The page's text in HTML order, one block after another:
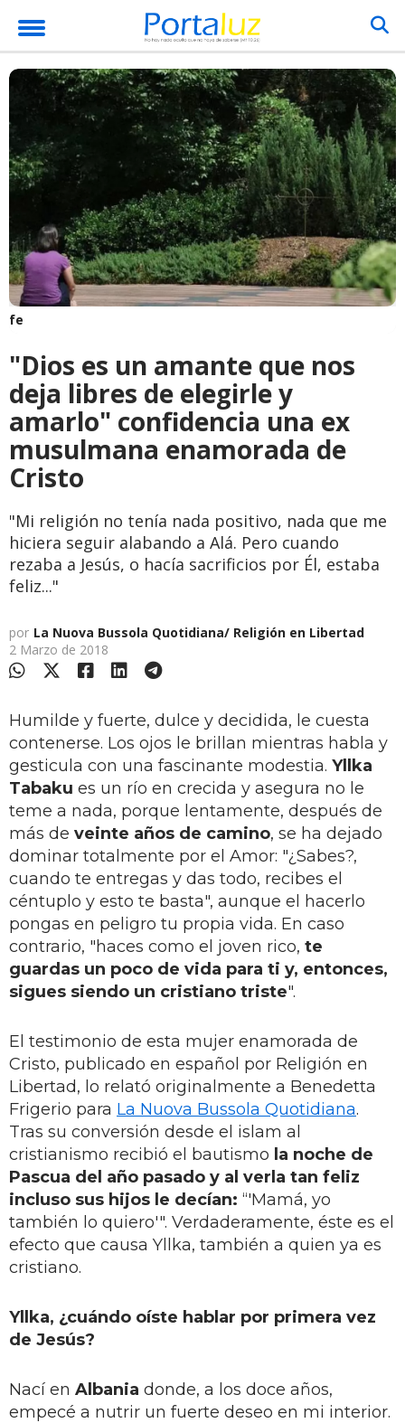
fe
"Dios es un amante que nos
deja libres de elegirle y
amarlo" confidencia una ex
musulmana enamorada de
Cristo
"Mi religión no tenía nada positivo, nada que me
hiciera seguir alabando a Alá. Pero cuando
rezaba a Jesús, o hacía sacrificios por Él, estaba
feliz..."
por La Nuova Bussola Quotidiana/ Religión en Libertad
2 Marzo de 2018
Humilde y fuerte, dulce y decidida, le cuesta
contenerse. Los ojos le brillan mientras habla y
gesticula con una fascinante modestia. Yllka
Tabaku es un río en crecida y asegura no le
teme a nada, porque lentamente, después de
más de veinte años de camino, se ha dejado
dominar totalmente por el Amor: "¿Sabes?,
cuando te entregas y das todo, recibes el
céntuplo y esto te basta", aunque el hacerlo
pongas en peligro tu propia vida. En caso
contrario, "haces como el joven rico, te
guardas un poco de vida para ti y, entonces,
sigues siendo un cristiano triste".
El testimonio de esta mujer enamorada de
Cristo, publicado en español por Religión en
Libertad, lo relató originalmente a Benedetta
Frigerio para La Nuova Bussola Quotidiana.
Tras su conversión desde el islam al
cristianismo recibió el bautismo la noche de
Pascua del año pasado y al verla tan feliz
incluso sus hijos le decían: “'Mamá, yo
también lo quiero'". Verdaderamente, éste es el
efecto que causa Yllka, también a quien ya es
cristiano.
Yllka, ¿cuándo oíste hablar por primera vez
de Jesús?
Nací en Albania donde, a los doce años,
empecé a nutrir un fuerte deseo en mi interior.